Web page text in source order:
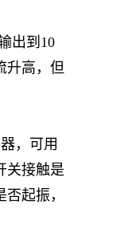
出到10
升高，但
，可用
关接触是
起振，